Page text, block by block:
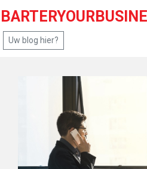
Uw blog hier?